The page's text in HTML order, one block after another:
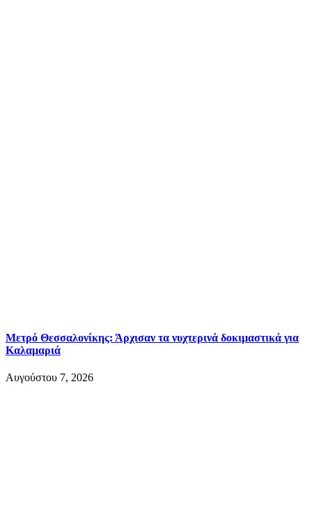
Μετρό Θεσσαλονίκης: Άρχισαν τα νυχτερινά δοκιμαστικά για
Καλαμαριά
Αυγούστου 7, 2026